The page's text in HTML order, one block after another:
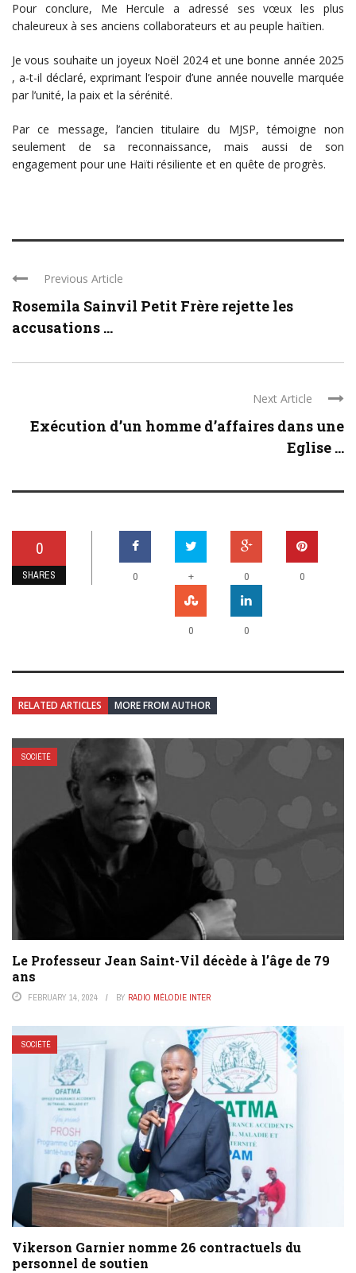
Pour conclure, Me Hercule a adressé ses vœux les plus
chaleureux à ses anciens collaborateurs et au peuple haïtien.
Je vous souhaite un joyeux Noël 2024 et une bonne année 2025
, a-t-il déclaré, exprimant l’espoir d’une année nouvelle marquée
par l’unité, la paix et la sérénité.
Par ce message, l’ancien titulaire du MJSP, témoigne non
seulement de sa reconnaissance, mais aussi de son
engagement pour une Haïti résiliente et en quête de progrès.
Previous Article
Rosemila Sainvil Petit Frère rejette les
accusations ...
Next Article
Exécution d’un homme d’affaires dans une
Eglise ...
0
SHARES 0 + 0 0
0 0
RELATED ARTICLES MORE FROM AUTHOR
SOCIÉTÉ
Le Professeur Jean Saint-Vil décède à l’âge de 79
ans
FEBRUARY 14, 2024 BY RADIO MÉLODIE INTER
SOCIÉTÉ
Vikerson Garnier nomme 26 contractuels du
personnel de soutien